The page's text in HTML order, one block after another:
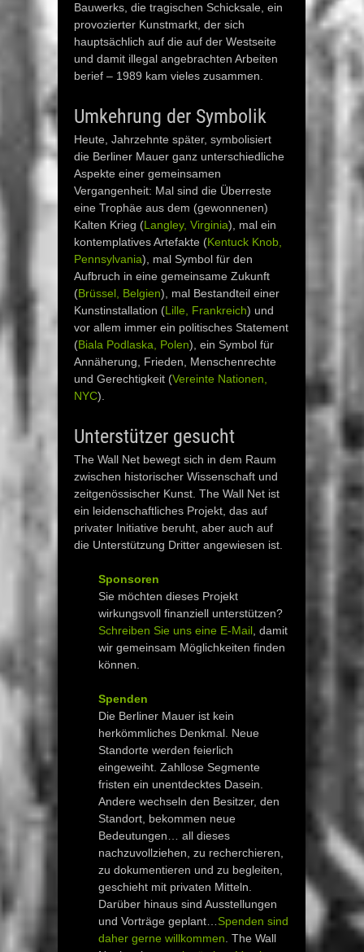
Bauwerks, die tragischen Schicksale, ein
provozierter Kunstmarkt, der sich
hauptsächlich auf die auf der Westseite
und damit illegal angebrachten Arbeiten
berief – 1989 kam vieles zusammen.
Umkehrung der Symbolik
Heute, Jahrzehnte später, symbolisiert
die Berliner Mauer ganz unterschiedliche
Aspekte einer gemeinsamen
Vergangenheit: Mal sind die Überreste
eine Trophäe aus dem (gewonnenen)
Kalten Krieg (Langley, Virginia), mal ein
kontemplatives Artefakte (Kentuck Knob,
Pennsylvania), mal Symbol für den
Aufbruch in eine gemeinsame Zukunft
(Brüssel, Belgien), mal Bestandteil einer
Kunstinstallation (Lille, Frankreich) und
vor allem immer ein politisches Statement
(Biala Podlaska, Polen), ein Symbol für
Annäherung, Frieden, Menschenrechte
und Gerechtigkeit (Vereinte Nationen,
NYC).
Unterstützer gesucht
The Wall Net bewegt sich in dem Raum
zwischen historischer Wissenschaft und
zeitgenössischer Kunst. The Wall Net ist
ein leidenschaftliches Projekt, das auf
privater Initiative beruht, aber auch auf
die Unterstützung Dritter angewiesen ist.
Sponsoren
Sie möchten dieses Projekt
wirkungsvoll finanziell unterstützen?
Schreiben Sie uns eine E-Mail , damit
wir gemeinsam Möglichkeiten finden
können.
Spenden
Die Berliner Mauer ist kein
herkömmliches Denkmal. Neue
Standorte werden feierlich
eingeweiht. Zahllose Segmente
fristen ein unentdecktes Dasein.
Andere wechseln den Besitzer, den
Standort, bekommen neue
Bedeutungen… all dieses
nachzuvollziehen, zu recherchieren,
zu dokumentieren und zu begleiten,
geschieht mit privaten Mitteln.
Darüber hinaus sind Ausstellungen
und Vorträge geplant… Spenden sind
daher gerne willkommen . The Wall